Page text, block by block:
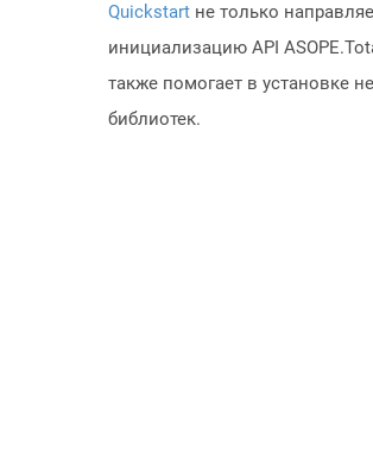
Quickstart не только
инициализацию API
также помогает в установке
библиотек.